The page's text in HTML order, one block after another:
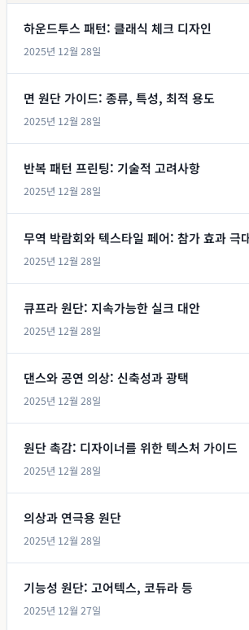
하운드투스 패턴: 클래식 체크 디자인
2025년 12월 28일
면 원단 가이드: 종류, 특성, 최적 용도
2025년 12월 28일
반복 패턴 프린팅: 기술적 고려사항
2025년 12월 28일
무역 박람회와 텍스타일 페어: 참가 효과 극
2025년 12월 28일
큐프라 원단: 지속가능한 실크 대안
2025년 12월 28일
댄스와 공연 의상: 신축성과 광택
2025년 12월 28일
원단 촉감: 디자이너를 위한 텍스처 가이드
2025년 12월 28일
의상과 연극용 원단
2025년 12월 28일
기능성 원단: 고어텍스, 코듀라 등
2025년 12월 27일